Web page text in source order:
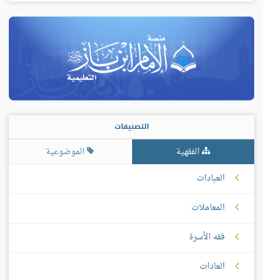
التصنيفات
الفقهية
الموضوعية
العبادات
المعاملات
فقه الأسرة
العادات